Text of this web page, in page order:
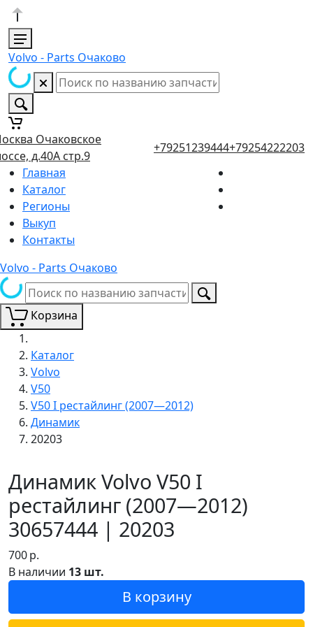
Volvo - Parts Очаково
Очаковское
д.40А стр.9
+79251239444+79254222203
Главная
Каталог
Регионы
Выкуп
Контакты
Volvo - Parts Очаково
Корзина
Каталог
Volvo
V50
V50 I рестайлинг (2007—2012)
Динамик
20203
Динамик Volvo V50 I
рестайлинг (2007—2012)
30657444 | 20203
700р.
В наличии 13 шт.
В корзину